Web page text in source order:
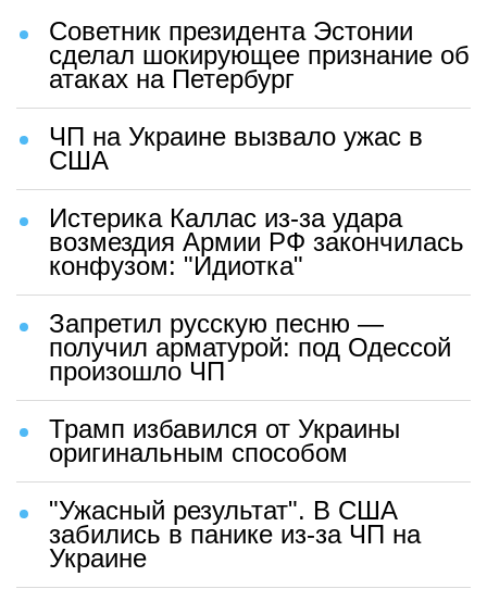
Советник президента Эстонии
сделал шокирующее признание об
атаках на Петербург
ЧП на Украине вызвало ужас в
США
Истерика Каллас из-за удара
возмездия Армии РФ закончилась
конфузом: "Идиотка"
Запретил русскую песню —
получил арматурой: под Одессой
произошло ЧП
Трамп избавился от Украины
оригинальным способом
"Ужасный результат". В США
забились в панике из-за ЧП на
Украине